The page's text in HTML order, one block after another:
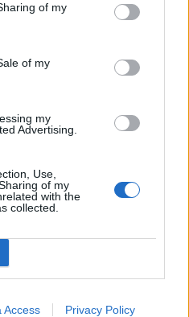
of my
of my
my
Advertising.
Use,
of my
with the
collected.
Access Privacy Policy